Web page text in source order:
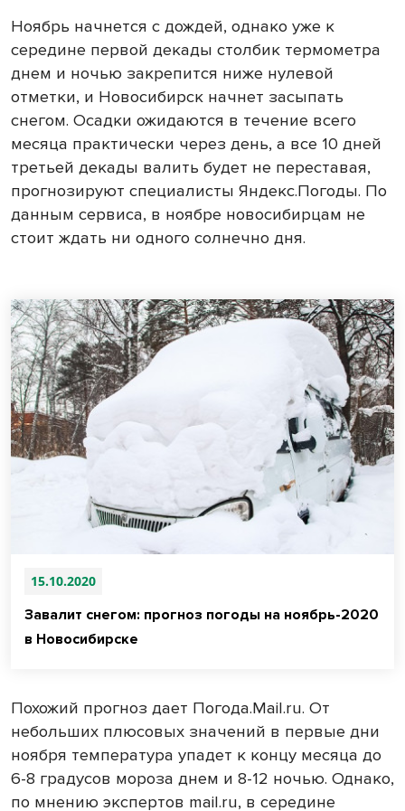
Ноябрь начнется с дождей, однако уже к
середине первой декады столбик термометра
днем и ночью закрепится ниже нулевой
отметки, и Новосибирск начнет засыпать
снегом. Осадки ожидаются в течение всего
месяца практически через день, а все 10 дней
третьей декады валить будет не переставая,
прогнозируют специалисты Яндекс.Погоды. По
данным сервиса, в ноябре новосибирцам не
стоит ждать ни одного солнечно дня.
15.10.2020
Завалит снегом: прогноз погоды на ноябрь-2020
в Новосибирске
Похожий прогноз дает Погода.Mail.ru. От
небольших плюсовых значений в первые дни
ноября температура упадет к концу месяца до
6-8 градусов мороза днем и 8-12 ночью. Однако,
по мнению экспертов mail.ru, в середине